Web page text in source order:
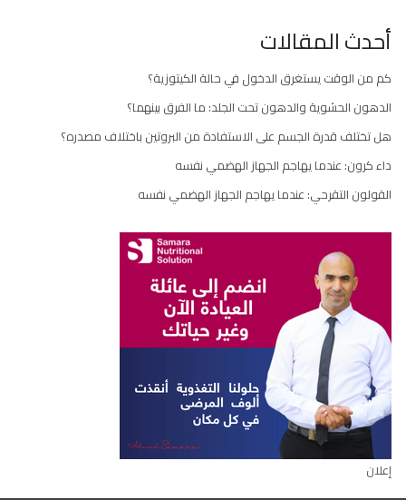
أحدث المقالات
كم من الوقت يستغرق الدخول في حالة الكيتوزية؟
الدهون الحشوية والدهون تحت الجلد: ما الفرق بينهما؟
هل تختلف قدرة الجسم على الاستفادة من البروتين باختلاف مصدره؟
داء كرون: عندما يهاجم الجهاز الهضمي نفسه
القولون التقرحي: عندما يهاجم الجهاز الهضمي نفسه
إعلان